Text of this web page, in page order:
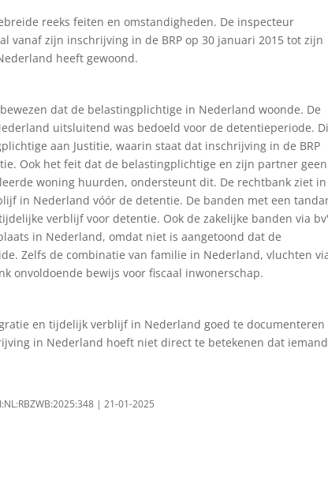
reeks feiten en omstandigheden. De inspecteur
vanaf zijn inschrijving in de BRP op 30 januari 2015 tot zijn
heeft gewoond.
dat de belastingplichtige in Nederland woonde. De
uitsluitend was bedoeld voor de detentieperiode.
aan Justitie, waarin staat dat inschrijving in de BRP
Ook het feit dat de belastingplichtige en zijn partner geen
woning huurden, ondersteunt dit. De rechtbank ziet in
in Nederland vóór de detentie. De banden met een
verblijf voor detentie. Ook de zakelijke banden via
in Nederland, omdat niet is aangetoond dat de
Zelfs de combinatie van familie in Nederland, vluchten
onvoldoende bewijs voor fiscaal inwonerschap.
en tijdelijk verblijf in Nederland goed te documenteren
in Nederland hoeft niet direct te betekenen dat
| 21-01-2025